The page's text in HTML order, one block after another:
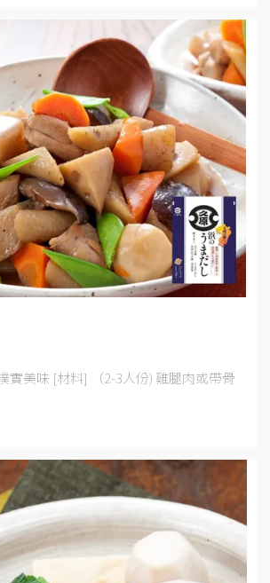
實美味 [材料] （2-3人份) 雞腿肉或帶骨